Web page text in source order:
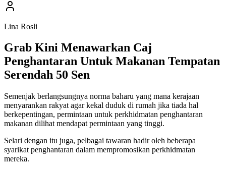
Lina Rosli
Grab Kini Menawarkan Caj
Penghantaran Untuk Makanan Tempatan
Serendah 50 Sen
Semenjak berlangsungnya norma baharu yang mana kerajaan
menyarankan rakyat agar kekal duduk di rumah jika tiada hal
berkepentingan, permintaan untuk perkhidmatan penghantaran
makanan dilihat mendapat permintaan yang tinggi.
Selari dengan itu juga, pelbagai tawaran hadir oleh beberapa
syarikat penghantaran dalam mempromosikan perkhidmatan
mereka.